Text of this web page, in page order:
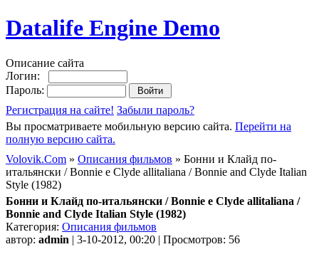
Datalife Engine Demo
Описание сайта
Логин:
Пароль:
Регистрация на сайте! Забыли пароль?
Вы просматриваете мобильную версию сайта. Перейти на
полную версию сайта.
Volovik.Com » Описания фильмов » Бонни и Клайд по-
итальянски / Bonnie e Clyde allitaliana / Bonnie and Clyde Italian
Style (1982)
Бонни и Клайд по-итальянски / Bonnie e Clyde allitaliana /
Bonnie and Clyde Italian Style (1982)
Категория: Описания фильмов
автор: admin | 3-10-2012, 00:20 | Просмотров: 56